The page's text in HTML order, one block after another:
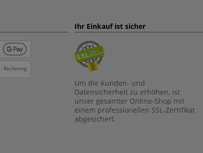
Rechnung
Ihr Einkauf ist sicher
Um die Kunden- und
Datensicherheit zu erhöhen, ist
unser gesamter Online-Shop mit
einem professionellen SSL-Zertifikat
abgesichert.